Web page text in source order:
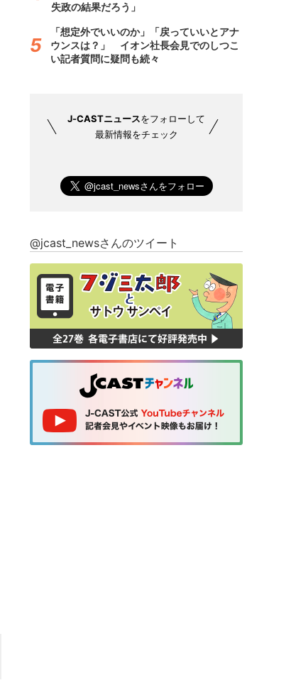
失政の結果だろう」
「想定外でいいのか」「戻っていいとアナ
ウンスは？」 イオン社長会見でのしつこ
い記者質問に疑問も続々
J-CASTニュースをフォローして
最新情報をチェック
@jcast_newsさんのツイート